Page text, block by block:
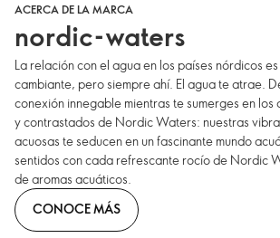
ACERCA DE LA MARCA
nordic-waters
La relación con el agua en los países nórdicos
cambiante, pero siempre ahí. El agua te atrae.
conexión innegable mientras te sumerges en los
y contrastados de Nordic Waters: nuestras
acuosas te seducen en un fascinante mundo
sentidos con cada refrescante rocío de Nordic
de aromas acuáticos.
CONOCE MÁS